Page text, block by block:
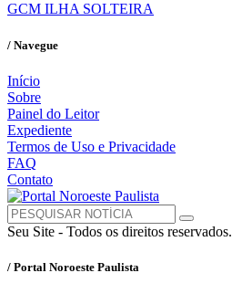
GCM ILHA SOLTEIRA
/ Navegue
Início
Sobre
Painel do Leitor
Expediente
Termos de Uso e Privacidade
FAQ
Contato
Seu Site - Todos os direitos reservados.
/ Portal Noroeste Paulista